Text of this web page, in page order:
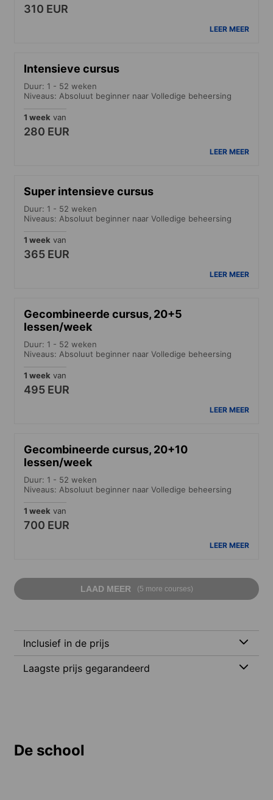
310 EUR
LEER MEER
Intensieve cursus
Duur: 1 - 52 weken
Niveaus: Absoluut beginner naar Volledige beheersing
1 week van
280 EUR
LEER MEER
Super intensieve cursus
Duur: 1 - 52 weken
Niveaus: Absoluut beginner naar Volledige beheersing
1 week van
365 EUR
LEER MEER
Gecombineerde cursus, 20+5
lessen/week
Duur: 1 - 52 weken
Niveaus: Absoluut beginner naar Volledige beheersing
1 week van
495 EUR
LEER MEER
Gecombineerde cursus, 20+10
lessen/week
Duur: 1 - 52 weken
Niveaus: Absoluut beginner naar Volledige beheersing
1 week van
700 EUR
LEER MEER
LAAD MEER (5 more courses)
Inclusief in de prijs
Laagste prijs gegarandeerd
De school